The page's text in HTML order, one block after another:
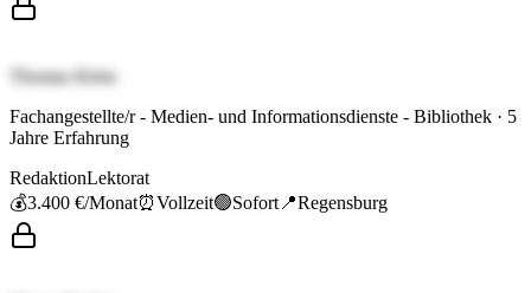
Thomas Klein
Fachangestellte/r - Medien- und Informationsdienste - Bibliothek · 5
Jahre Erfahrung
RedaktionLektorat
💰3.400 €/Monat⏰Vollzeit🟢Sofort 📍Regensburg